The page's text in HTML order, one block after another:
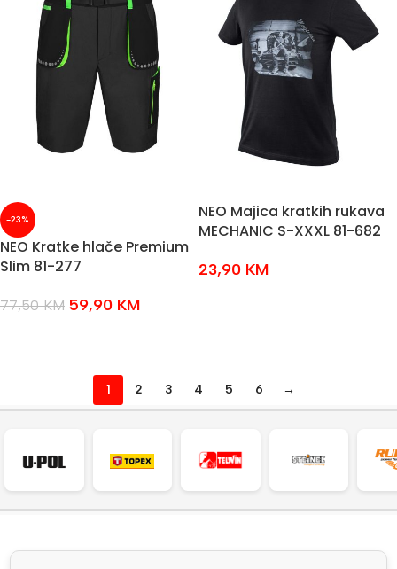
-23%
NEO Kratke hlače Premium
Slim 81-277
77,50KM 59,90 KM
NEO Majica kratkih rukava
MECHANIC S-XXXL 81-682
23,90 KM
1 2 3 4 5 6 →